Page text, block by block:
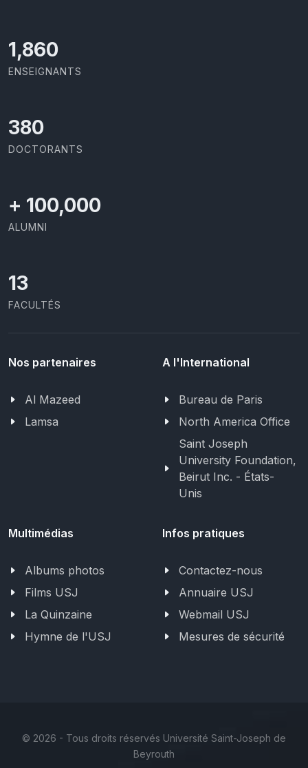
1,973
ENSEIGNANTS
403
DOCTORANTS
+ 100,000
ALUMNI
13
FACULTÉS
Nos partenaires
Al Mazeed
Lamsa
A l'International
Bureau de Paris
North America Office
Saint Joseph
University Foundation,
Beirut Inc. - États-
Unis
Multimédias
Albums photos
Films USJ
La Quinzaine
Hymne de l'USJ
Infos pratiques
Contactez-nous
Annuaire USJ
Webmail USJ
Mesures de sécurité
© 2026 - Tous droits réservés Université Saint-Joseph de
Beyrouth